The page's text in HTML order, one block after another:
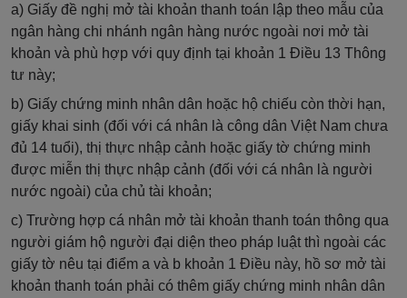
a) Giấy đề nghị mở tài khoản thanh toán lập theo mẫu của
ngân hàng chi nhánh ngân hàng nước ngoài nơi mở tài
khoản và phù hợp với quy định tại khoản 1 Điều 13 Thông
tư này;
b) Giấy chứng minh nhân dân hoặc hộ chiếu còn thời hạn,
giấy khai sinh (đối với cá nhân là công dân Việt Nam chưa
đủ 14 tuổi), thị thực nhập cảnh hoặc giấy tờ chứng minh
được miễn thị thực nhập cảnh (đối với cá nhân là người
nước ngoài) của chủ tài khoản;
c) Trường hợp cá nhân mở tài khoản thanh toán thông qua
người giám hộ người đại diện theo pháp luật thì ngoài các
giấy tờ nêu tại điểm a và b khoản 1 Điều này, hồ sơ mở tài
khoản thanh toán phải có thêm giấy chứng minh nhân dân